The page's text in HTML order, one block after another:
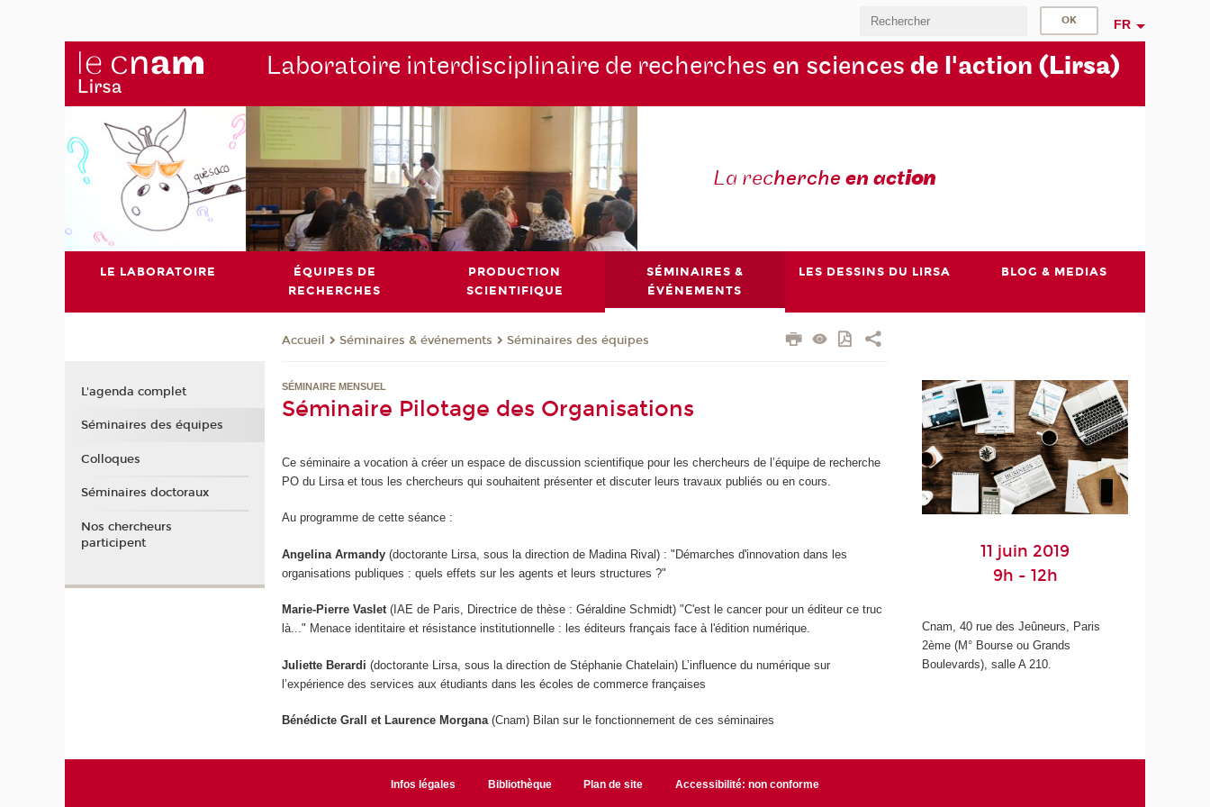
FR
Laboratoire interdisciplinaire de recherches en sciences de l'action (Lirsa)
La recherche en action
LE LABORATOIRE
ÉQUIPES DE
RECHERCHES
PRODUCTION
SCIENTIFIQUE
SÉMINAIRES &
ÉVÉNEMENTS
LES DESSINS DU LIRSA BLOG & MEDIAS
Accueil Séminaires & événements Séminaires des équipes
SÉMINAIRE MENSUEL
Séminaire Pilotage des Organisations
Ce séminaire a vocation à créer un espace de discussion scientifique pour les chercheurs de l’équipe de recherche
PO du Lirsa et tous les chercheurs qui souhaitent présenter et discuter leurs travaux publiés ou en cours.
Au programme de cette séance :
Angelina Armandy (doctorante Lirsa, sous la direction de Madina Rival) : "Démarches d'innovation dans les
organisations publiques : quels effets sur les agents et leurs structures ?"
Marie-Pierre Vaslet(IAE de Paris, Directrice de thèse : Géraldine Schmidt) "C'est le cancer pour un éditeur ce truc
là..." Menace identitaire et résistance institutionnelle : les éditeurs français face à l'édition numérique.
Juliette Berardi(doctorante Lirsa, sous la direction de Stéphanie Chatelain) L’influence du numérique sur
l’expérience des services aux étudiants dans les écoles de commerce françaises
Bénédicte Grall et Laurence Morgana(Cnam) Bilan sur le fonctionnement de ces séminaires
11 juin 2019
9h - 12h
Cnam, 40 rue des Jeûneurs, Paris
2ème (M° Bourse ou Grands
Boulevards), salle A 210.
L'agenda complet
Séminaires des équipes
Colloques
Séminaires doctoraux
Nos chercheurs
participent
Infos légales Bibliothèque Plan de site Accessibilité: non conforme